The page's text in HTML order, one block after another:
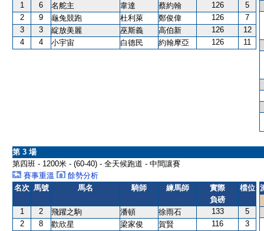
1 6 名舵主 韋達 蔡約翰 126
5
2
9 龜兔競跑 杜利萊 鄭俊偉 126
7
3
3 綻放美麗 巫斯義 高伯新 126
12
4
4 小宇宙 白德民 約翰摩亞 126 11
第 3 場
第四班 - 1200米 - (60-40) - 全天候跑道 - 中間讓賽
賽事重溫
餘勢分析
名次 馬號 馬名 騎師 練馬師
實際
負磅
檔位
1 2 飛躍之駒 潘頓 徐雨石 133
5
2
8 歡欣星 梁家俊 賀賢 116
3